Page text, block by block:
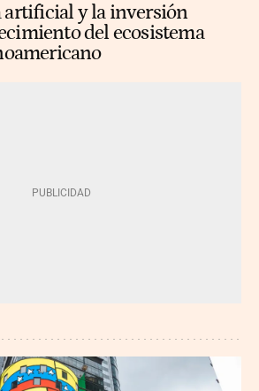
artificial y la inversión
del ecosistema